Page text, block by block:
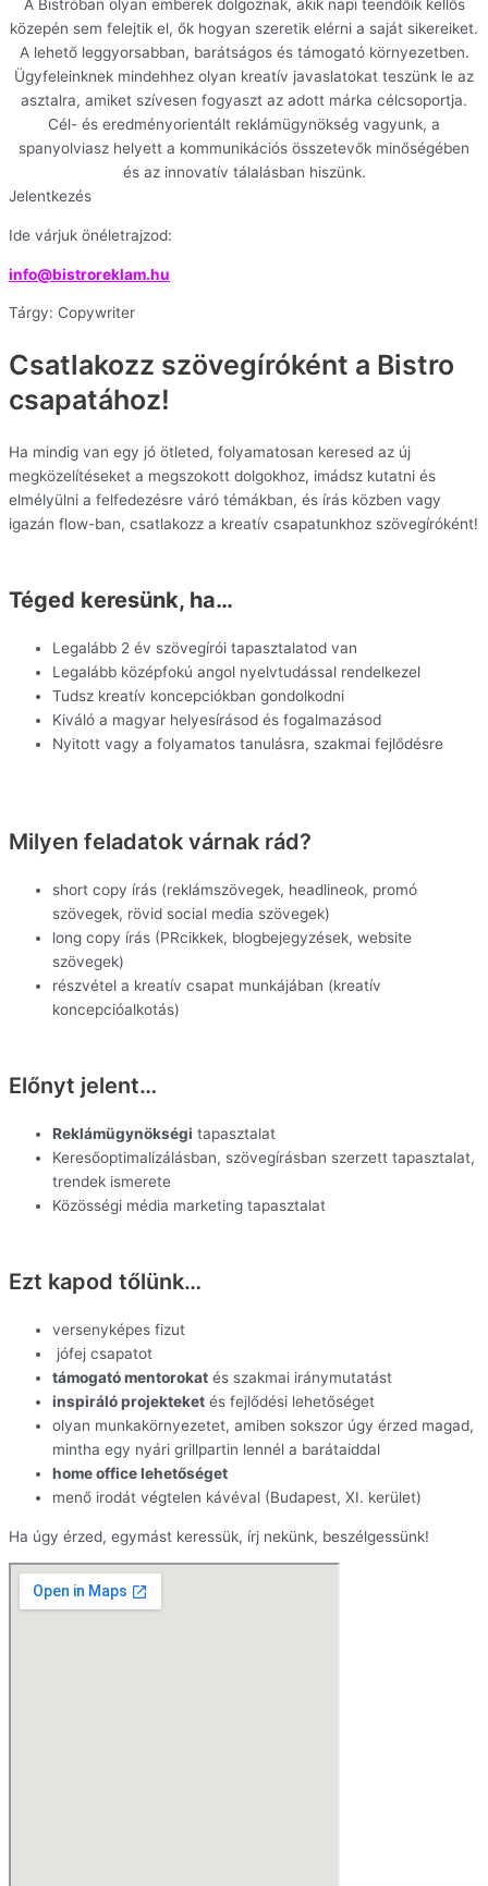
A Bistróban olyan emberek dolgoznak, akik napi teendőik kellős
közepén sem felejtik el, ők hogyan szeretik elérni a saját sikereiket.
A lehető leggyorsabban, barátságos és támogató környezetben.
Ügyfeleinknek mindehhez olyan kreatív javaslatokat teszünk le az
asztalra, amiket szívesen fogyaszt az adott márka célcsoportja.
Cél- és eredményorientált reklámügynökség vagyunk, a
spanyolviasz helyett a kommunikációs összetevők minőségében
és az innovatív tálalásban hiszünk.
Jelentkezés
Ide várjuk önéletrajzod:
info@bistroreklam.hu
Tárgy: Copywriter
Csatlakozz szövegíróként a Bistro
csapatához!
Ha mindig van egy jó ötleted, folyamatosan keresed az új
megközelítéseket a megszokott dolgokhoz, imádsz kutatni és
elmélyülni a felfedezésre váró témákban, és írás közben vagy
igazán flow-ban, csatlakozz a kreatív csapatunkhoz szövegíróként!
Téged keresünk, ha…
Legalább 2 év szövegírói tapasztalatod van
Legalább középfokú angol nyelvtudással rendelkezel
Tudsz kreatív koncepciókban gondolkodni
Kiváló a magyar helyesírásod és fogalmazásod
Nyitott vagy a folyamatos tanulásra, szakmai fejlődésre
Milyen feladatok várnak rád?
short copy írás (reklámszövegek, headlineok, promó
szövegek, rövid social media szövegek)
long copy írás (PRcikkek, blogbejegyzések, website
szövegek)
részvétel a kreatív csapat munkájában (kreatív
koncepcióalkotás)
Előnyt jelent…
Reklámügynökségi tapasztalat
Keresőoptimalizálásban, szövegírásban szerzett tapasztalat,
trendek ismerete
Közösségi média marketing tapasztalat
Ezt kapod tőlünk…
versenyképes fizut
jófej csapatot
támogatómentorokat és szakmai iránymutatást
inspiráló projekteket és fejlődési lehetőséget
olyan munkakörnyezetet, amiben sokszor úgy érzed magad,
mintha egy nyári grillpartin lennél a barátaiddal
home office lehetőséget
menő irodát végtelen kávéval (Budapest, XI. kerület)
Ha úgy érzed, egymást keressük, írj nekünk, beszélgessünk!